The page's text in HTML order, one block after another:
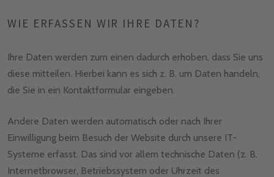
WIE ERFASSEN WIR IHRE DATEN?
Ihre Daten werden zum einen dadurch erhoben, dass Sie uns
diese mitteilen. Hierbei kann es sich z. B. um Daten handeln,
die Sie in ein Kontaktformular eingeben.
Andere Daten werden automatisch oder nach Ihrer
Einwilligung beim Besuch der Website durch unsere IT-
Systeme erfasst. Das sind vor allem technische Daten (z. B.
Internetbrowser, Betriebssystem oder Uhrzeit des